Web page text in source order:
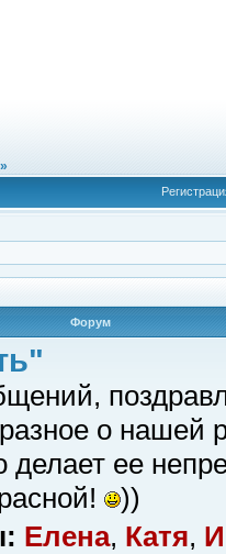
Форум
о нашей
делает ее
))
Елена, Катя,